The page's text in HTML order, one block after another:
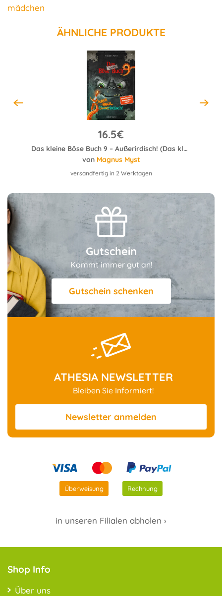
mädchen
ÄHNLICHE PRODUKTE
16.5€
Das kleine Böse Buch 9 – Außerirdisch! (Das kleine Böse Buch, Bd. 9)
von Magnus Myst
versandfertig in 2 Werktagen
Gutschein
Kommt immer gut an!
Gutschein schenken
ATHESIA NEWSLETTER
Bleiben Sie Informiert!
Newsletter anmelden
Überweisung Rechnung
in unseren Filialen abholen ›
Shop Info
Über uns